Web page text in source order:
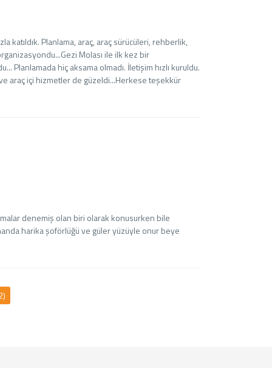
katıldık. Planlama, araç, araç sürücüleri, rehberlik,
Molası ile ilk kez bir
Planlamada hiç aksama olmadı. İletişim hızlı kuruldu.
araç içi hizmetler de güzeldi...Herkese teşekkür
denemiş olan biri olarak konusurken bile
harika şoförlüğü ve güler yüzüyle onur beye